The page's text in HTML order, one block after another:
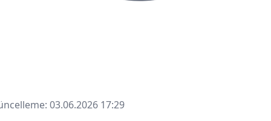
03.06.2026 17:29